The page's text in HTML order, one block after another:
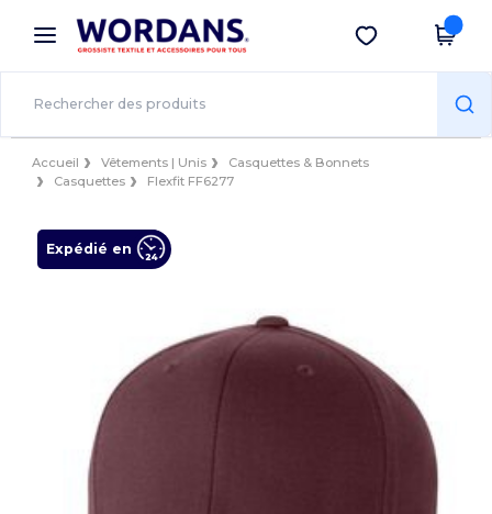
× Appli Wordans
Meilleurs prix sur l’app !
Obtenir l'appli
Accueil Vêtements | Unis
Casquettes & Bonnets
Casquettes
Flexfit FF6277
Expédié en